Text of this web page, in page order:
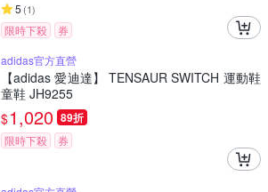
5 (1)
限時下殺
券
adidas官方直營
【adidas 愛迪達】 TENSAUR SWITCH 運動鞋
童鞋 JH9255
$1,020 89折
限時下殺 券